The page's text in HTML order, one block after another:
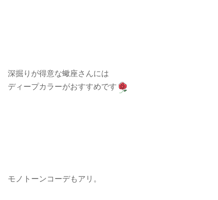
深掘りが得意な蠍座さんには
ディープカラーがおすすめです
モノトーンコーデもアリ。